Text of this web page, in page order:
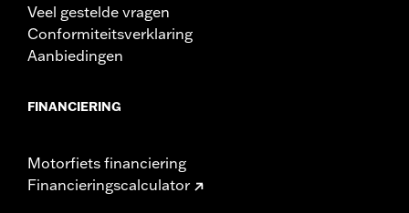
Veel gestelde vragen
Conformiteitsverklaring
Aanbiedingen
FINANCIERING
Motorfiets financiering
Financieringscalculator